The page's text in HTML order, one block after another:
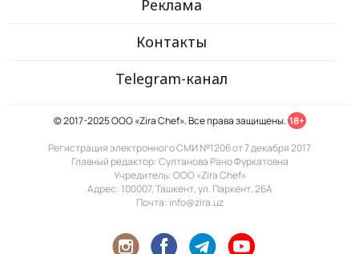
Реклама
Контакты
Telegram-канал
© 2017-2025 ООО «Zira Chef». Все права защищены. 18+
Регистрация электронного СМИ №1206 от 7 декабря 2017
Главный редактор: Султанова Рано Фуркатовна
Учредитель: ООО «Zira Chef»
Адрес: 100007, Ташкент, ул. Паркент, 26А
Почта: info@zira.uz